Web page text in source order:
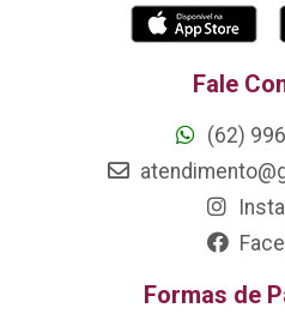
Fale
(62)
Formas de